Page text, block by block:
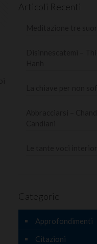
Articoli Recenti
Categorie
Approfondimenti
Citazioni